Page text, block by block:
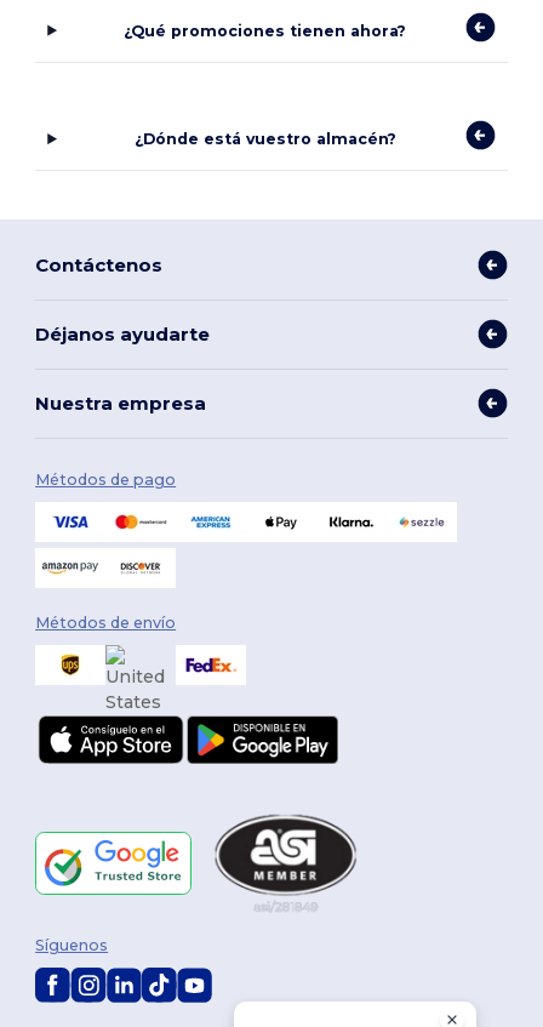
¿Qué promociones tienen ahora?
¿Dónde está vuestro almacén?
Contáctenos
Déjanos ayudarte
Nuestra empresa
Métodos de pago
Métodos de envío
Síguenos